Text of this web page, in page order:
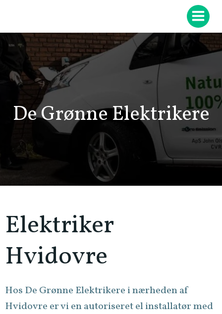
indhold
De Grønne Elektrikere
Elektriker
Hvidovre
Hos De Grønne Elektrikere i nærheden af
Hvidovre er vi en autoriseret el installatør med